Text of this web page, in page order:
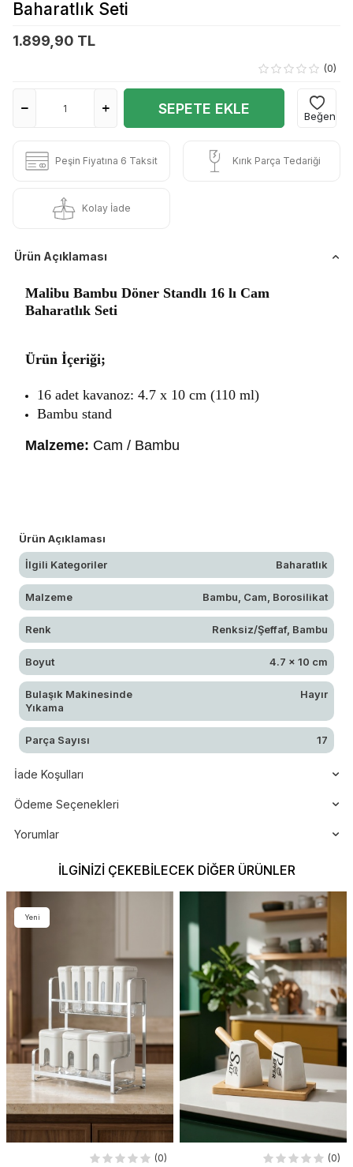
Baharatlık Seti
1.899,90 TL
(0)
SEPETE EKLE Beğen
Peşin Fiyatına 6 Taksit Kırık Parça Tedariği
Kolay İade
Ürün Açıklaması
Malibu Bambu Döner Standlı 16 lı Cam
Baharatlık Seti
Ürün İçeriği;
16 adet kavanoz: 4.7 x 10 cm (110 ml)
Bambu stand
Malzeme: Cam / Bambu
Ürün Açıklaması
İlgili Kategoriler Baharatlık
Malzeme Bambu, Cam, Borosilikat
Renk Renksiz/Şeffaf, Bambu
Boyut 4.7 x 10 cm
Bulaşık Makinesinde
Yıkama
Hayır
Parça Sayısı 17
İade Koşulları
Ödeme Seçenekleri
Yorumlar
İLGINIZI ÇEKEBILECEK DIĞER ÜRÜNLER
Yeni
(0)
(0)